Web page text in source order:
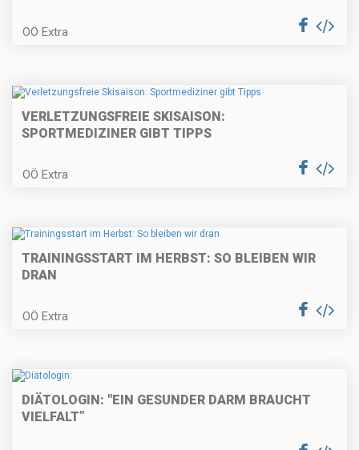
OÖ Extra
VERLETZUNGSFREIE SKISAISON:
SPORTMEDIZINER GIBT TIPPS
OÖ Extra
TRAININGSSTART IM HERBST: SO BLEIBEN WIR
DRAN
OÖ Extra
DIÄTOLOGIN: "EIN GESUNDER DARM BRAUCHT
VIELFALT”